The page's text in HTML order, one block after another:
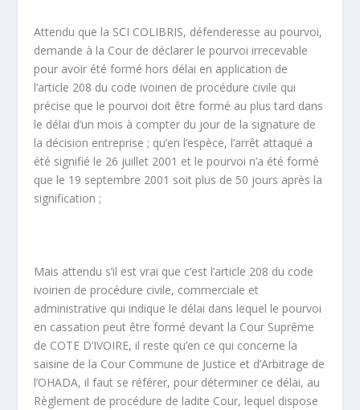
Attendu que la SCI COLIBRIS, défenderesse au pourvoi,
demande à la Cour de déclarer le pourvoi irrecevable
pour avoir été formé hors délai en application de
l’article 208 du code ivoirien de procédure civile qui
précise que le pourvoi doit être formé au plus tard dans
le délai d’un mois à compter du jour de la signature de
la décision entreprise ; qu’en l’espèce, l’arrêt attaqué a
été signifié le 26 juillet 2001 et le pourvoi n’a été formé
que le 19 septembre 2001 soit plus de 50 jours après la
signification ;
Mais attendu s’il est vrai que c’est l’article 208 du code
ivoirien de procédure civile, commerciale et
administrative qui indique le délai dans lequel le pourvoi
en cassation peut être formé devant la Cour Suprême
de COTE D’IVOIRE, il reste qu’en ce qui concerne la
saisine de la Cour Commune de Justice et d’Arbitrage de
l’OHADA, il faut se référer, pour déterminer ce délai, au
Règlement de procédure de ladite Cour, lequel dispose